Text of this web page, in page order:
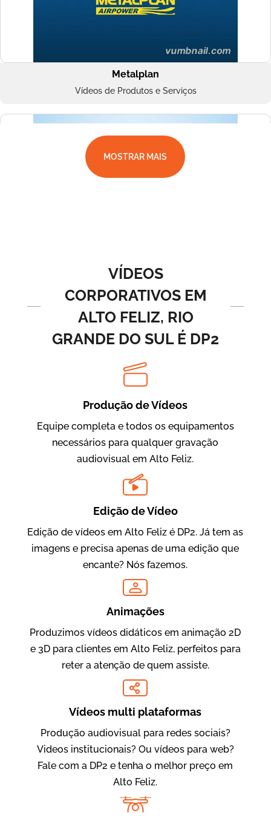
Metalplan
Vídeos de Produtos e Serviços
BRF Parceiros
Vídeos de Integração e Segurança
Vídeo Institucional
Amigo Edu
MOSTRAR MAIS
VÍDEOS
CORPORATIVOS EM
ALTO FELIZ, RIO
GRANDE DO SUL É DP2
Produção de Vídeos
Equipe completa e todos os equipamentos
necessários para qualquer gravação
audiovisual em Alto Feliz.
Edição de Vídeo
Edição de vídeos em Alto Feliz é DP2. Já tem as
imagens e precisa apenas de uma edição que
encante? Nós fazemos.
Animações
Produzimos vídeos didáticos em animação 2D
e 3D para clientes em Alto Feliz, perfeitos para
reter a atenção de quem assiste.
Vídeos multi plataformas
Produção audiovisual para redes sociais?
Videos institucionais? Ou vídeos para web?
Fale com a DP2 e tenha o melhor preço em
Alto Feliz.